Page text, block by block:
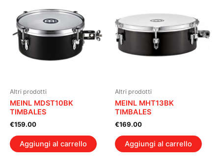
Altri prodotti
MEINL MDST10BK
TIMBALES
€159.00
Aggiungi al carrello
Altri prodotti
MEINL MHT13BK
TIMBALES
€169.00
Aggiungi al carrello